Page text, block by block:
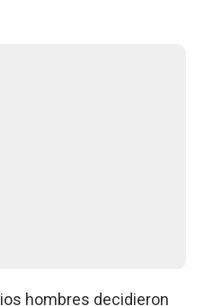
hombres decidieron